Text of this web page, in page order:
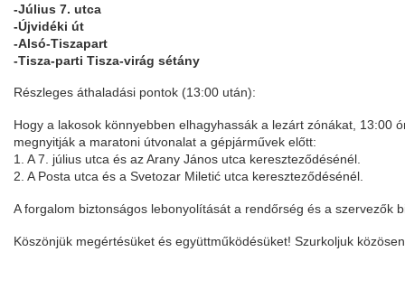
-Július 7. utca
-Újvidéki út
-Alsó-Tiszapart
-Tisza-parti Tisza-virág sétány
Részleges áthaladási pontok (13:00 után):
Hogy a lakosok könnyebben elhagyhassák a lezárt zónákat, 13:00
megnyitják a maratoni útvonalat a gépjárművek előtt:
1. A 7. július utca és az Arany János utca kereszteződésénél.
2. A Posta utca és a Svetozar Miletić utca kereszteződésénél.
A forgalom biztonságos lebonyolítását a rendőrség és a szervezők
Köszönjük megértésüket és együttműködésüket! Szurkoljuk